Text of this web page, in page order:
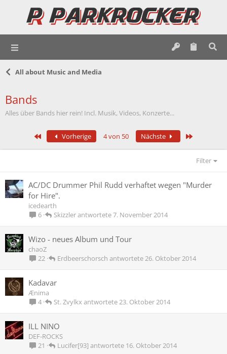
All about Music and Media
Bands
Alles über Bands hier rein! Incl. Musik, Videos, Konzerte...
Erste Vorherige 4 von 50 Nächste
Filter
AC/DC Drummer Phil Rudd verhaftet wegen "Murder
for Hire".
icedearth
6
7. November 2014
Skizzler
Wizo - neues Album und Tour
chaoZ
22
26. Oktober 2014
Erdbeerschorsch
Kadavar
Ænima
4
23. Oktober 2014
St. Zvylkx
ILL NINO
DEF-ROCKS
21
16. Oktober 2014
Lucifer[93]